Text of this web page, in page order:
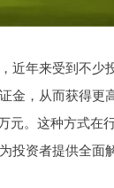
近年来受到不少
金，从而获得更
元。这种方式在
资者提供全面解